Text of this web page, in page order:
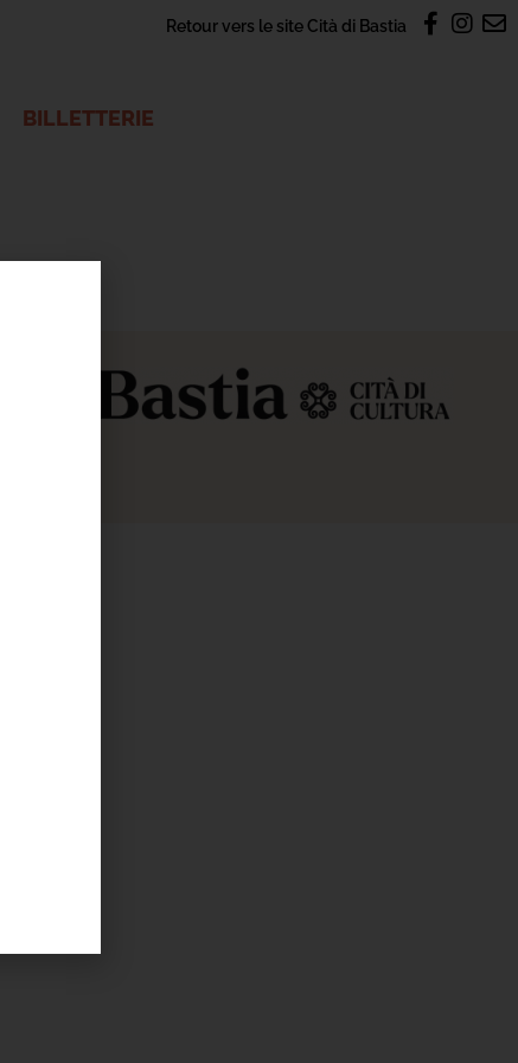
Retour vers le site Cità di Bastia
BILLETTERIE